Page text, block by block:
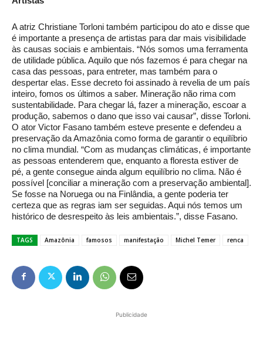
A atriz Christiane Torloni também participou do ato e disse que
é importante a presença de artistas para dar mais visibilidade
às causas sociais e ambientais. “Nós somos uma ferramenta
de utilidade pública. Aquilo que nós fazemos é para chegar na
casa das pessoas, para entreter, mas também para o
despertar elas. Esse decreto foi assinado à revelia de um país
inteiro, fomos os últimos a saber. Mineração não rima com
sustentabilidade. Para chegar lá, fazer a mineração, escoar a
produção, sabemos o dano que isso vai causar”, disse Torloni.
O ator Victor Fasano também esteve presente e defendeu a
preservação da Amazônia como forma de garantir o equilíbrio
no clima mundial. “Com as mudanças climáticas, é importante
as pessoas entenderem que, enquanto a floresta estiver de
pé, a gente consegue ainda algum equilíbrio no clima. Não é
possível [conciliar a mineração com a preservação ambiental].
Se fosse na Noruega ou na Finlândia, a gente poderia ter
certeza que as regras iam ser seguidas. Aqui nós temos um
histórico de desrespeito às leis ambientais.”, disse Fasano.
TAGS Amazônia famosos manifestação Michel Temer renca
Publicidade